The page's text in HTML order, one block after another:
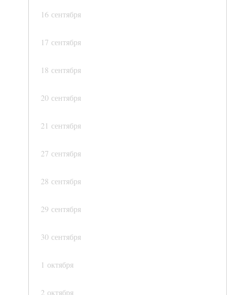
16 сентября
17 сентября
18 сентября
20 сентября
21 сентября
27 сентября
28 сентября
29 сентября
30 сентября
1 октября
2 октября